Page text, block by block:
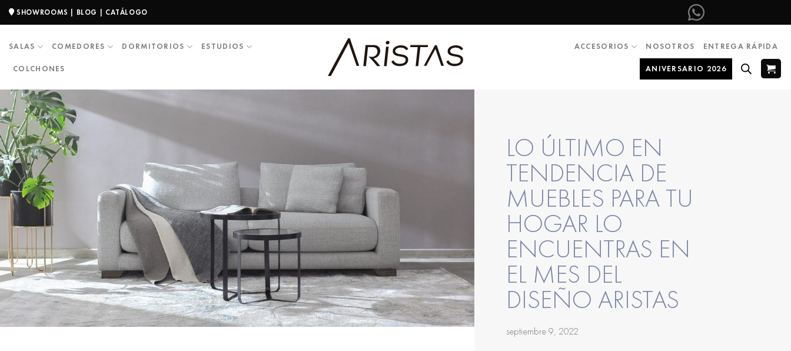
SHOWROOMS | BLOG | CATÁLOGO
SALAS COMEDORES DORMITORIOS ESTUDIOS
COLCHONES
ACCESORIOS NOSOTROS ENTREGA RÁPIDA
ANIVERSARIO 2026
LO ÚLTIMO EN
TENDENCIA DE
MUEBLES PARA TU
HOGAR LO
ENCUENTRAS EN
EL MES DEL
DISEÑO ARISTAS
septiembre 9, 2022